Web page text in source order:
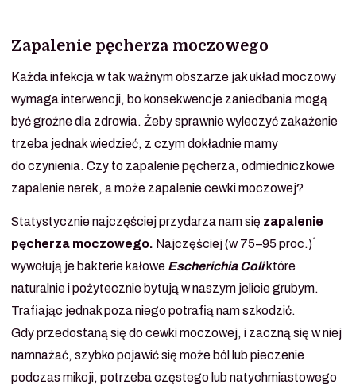
Zapalenie pęcherza moczowego
Każda infekcja w tak ważnym obszarze jak układ moczowy
wymaga interwencji, bo konsekwencje zaniedbania mogą
być groźne dla zdrowia. Żeby sprawnie wyleczyć zakażenie
trzeba jednak wiedzieć, z czym dokładnie mamy
do czynienia. Czy to zapalenie pęcherza, odmiedniczkowe
zapalenie nerek, a może zapalenie cewki moczowej?
Statystycznie najczęściej przydarza nam się zapalenie
pęcherza moczowego. Najczęściej (w 75–95 proc.)1
wywołują je bakterie kałowe Escherichia Coliktóre
naturalnie i pożytecznie bytują w naszym jelicie grubym.
Trafiając jednak poza niego potrafią nam szkodzić.
Gdy przedostaną się do cewki moczowej, i zaczną się w niej
namnażać, szybko pojawić się może ból lub pieczenie
podczas mikcji, potrzeba częstego lub natychmiastowego